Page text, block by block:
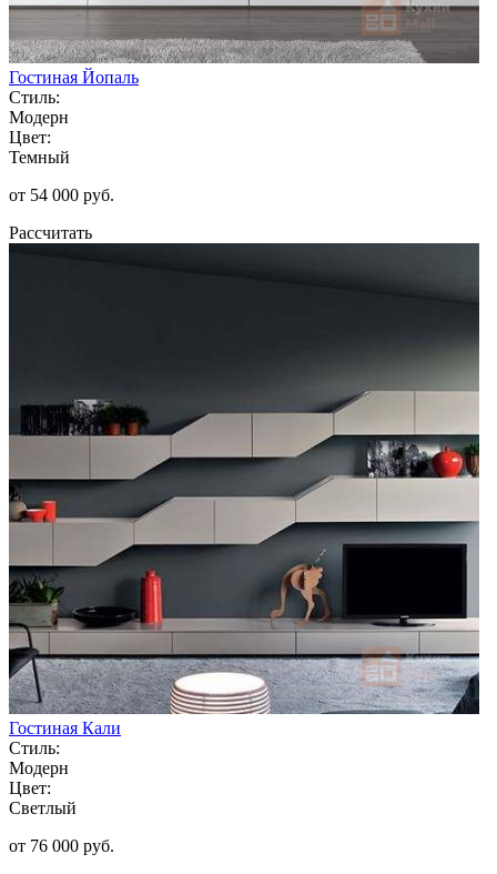
Гостиная Йопаль
Стиль:
Модерн
Цвет:
Темный
от 54 000 руб.
Рассчитать
Гостиная Кали
Стиль:
Модерн
Цвет:
Светлый
от 76 000 руб.